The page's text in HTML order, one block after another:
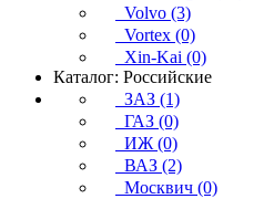
Volvo (3)
Vortex (0)
Xin-Kai (0)
Каталог: Российские
ЗАЗ (1)
ГАЗ (0)
ИЖ (0)
ВАЗ (2)
Москвич (0)